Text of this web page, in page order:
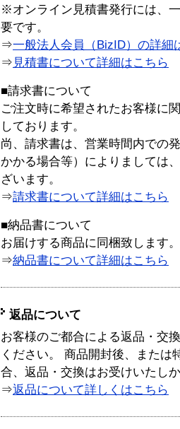
※オンライン見積書発行には、
要です。
⇒一般法人会員（BizID）の詳細
⇒ 見積書について詳細はこちら
■請求書について
ご注文時に希望されたお客様に
しております。
尚、請求書は、営業時間内での
かかる場合等）によりましては
ざいます。
⇒請求書について詳細はこちら
■納品書について
お届けする商品に同梱致します。
⇒納品書について詳細はこちら
返品について
お客様のご都合による返品・交
ください。 商品開封後、または
合、返品・交換はお受けいたし
⇒返品について詳しくはこちら